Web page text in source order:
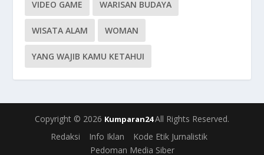
VIDEO GAME WARISAN BUDAYA
WISATA ALAM WOMAN
YANG WAJIB KAMU KETAHUI
Copyright © 2026 Kumparan24All Rights Reserved.
Redaksi
Info Iklan
Kode Etik Jurnalistik
Pedoman Media Siber